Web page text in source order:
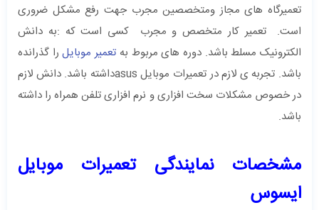
تعمیرگاه های مجاز ومتخصصین مجرب جهت رفع مشکل ضروری
است. تعمیر کار متخصص و مجرب کسی است که :به دانش
الکترونیک مسلط باشد. دوره های مربوط به تعمیر موبایلرا گذرانده
باشد. تجربه ی لازم در تعمیرات موبایل asusداشته باشد. دانش لازم
در خصوص مشکلات سخت افزاری و نرم افزاری تلفن همراه را داشته
باشد.
مشخصات نمایندگی تعمیرات موبایل
ایسوس